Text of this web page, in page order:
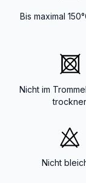
Bis maximal
Nicht im
Nicht